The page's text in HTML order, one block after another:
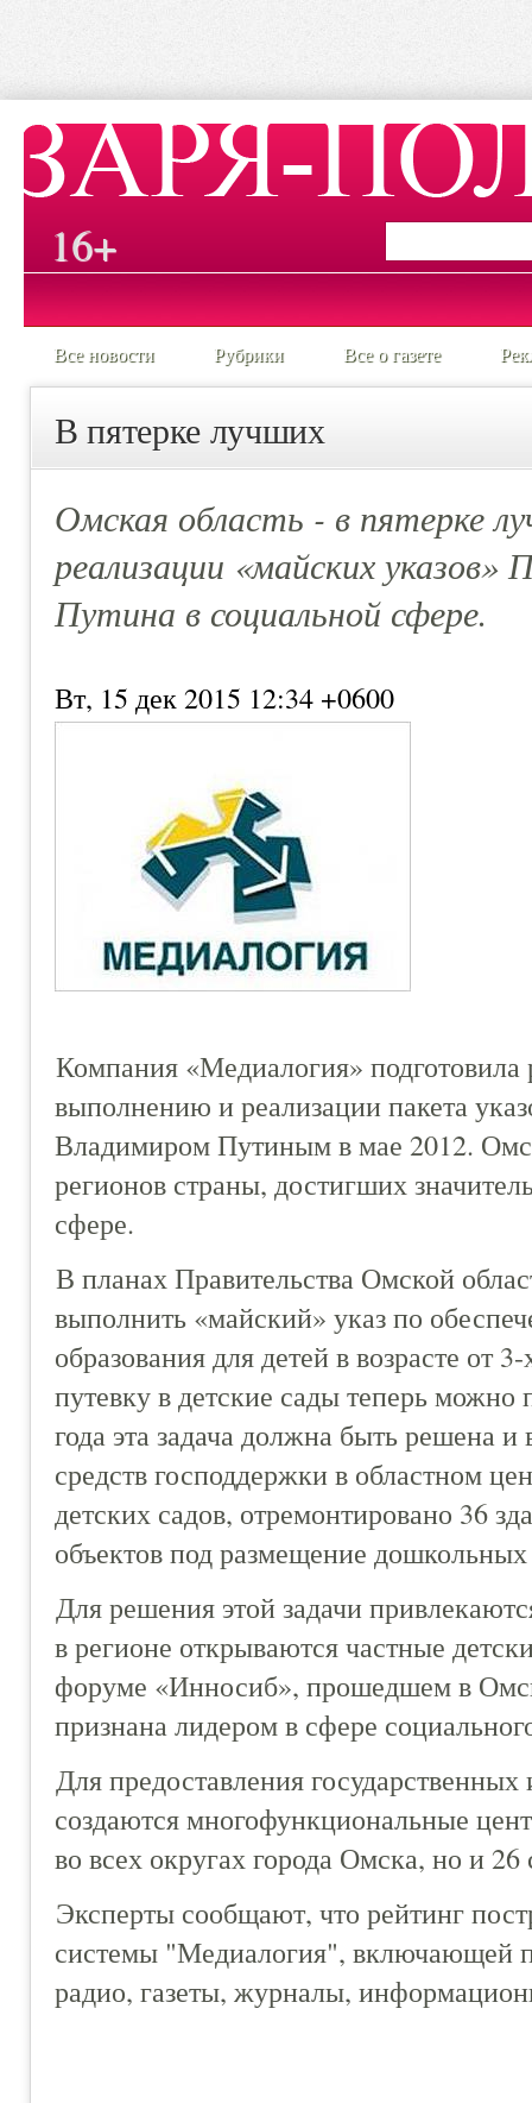
16+
Все новости Рубрики Все о газете
В пятерке лучших
Омская область - в пятерке
реализации «майских
Путина в социальной сфере.
Вт, 15 дек 2015 12:34 +0600
Компания «Медиалогия»
выполнению и реализации пакета
Владимиром Путиным в мае 2012.
регионов страны, достигших
сфере.
В планах Правительства Омской
выполнить «майский» указ по
образования для детей в возрасте от
путевку в детские сады теперь можно
года эта задача должна быть решена
средств господдержки в областном
детских садов, отремонтировано 36
объектов под размещение
Для решения этой задачи
в регионе открываются частные
форуме «Инносиб», прошедшем в
признана лидером в сфере
Для предоставления
создаются многофункциональные
во всех округах города Омска, но и 26
Эксперты сообщают, что рейтинг
системы "Медиалогия", включающей
радио, газеты, журналы,